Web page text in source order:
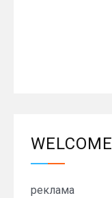
WELCOME
реклама